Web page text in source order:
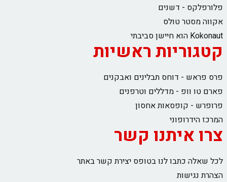
פלורפלקס - דשנים
אקווה מסטר טולס
Kokonaut הוא חיישן סביבתי
קטגוריות ראשיות
פרס פראש - דוחס תבלינים ואבקנים
פארם טו וופ - מדללים וטרפנים
פרופרש - קופסאות אחסון
המרכז הידרופוני
צרו איתנו קשר
לכל שאלה כתבו לנו בטופס יצירת קשר באתר
הצהרת נגישות